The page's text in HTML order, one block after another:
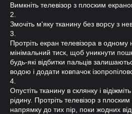
Вимкніть телевізор з плоским
2.
Змочіть м'яку тканину без ворсу з
3.
Протріть екран телевізора в
мінімальний тиск, щоб уникнути
будь-які відбитки пальців
водою і додати ковпачок
4.
Опустіть тканину в склянку і
рідину. Протріть телевізор з
напрямку до тих пір, поки жодних